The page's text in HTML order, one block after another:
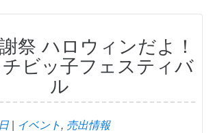
祭 ハロウィンだよ！
ビッ子フェスティバ
ル
| イベント, 売出情報